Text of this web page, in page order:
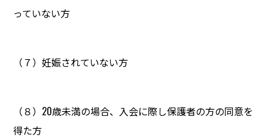
っていない方
（７）妊娠されていない方
（８）20歳未満の場合、入会に際し保護者の方の同意を
得た方